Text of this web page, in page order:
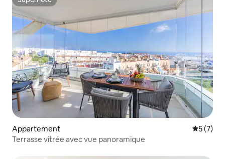
Superhôte
Appartement
5 (7)
Terrasse vitrée avec vue panoramique